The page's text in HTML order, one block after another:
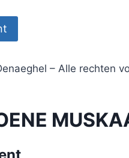
– Alle rechten